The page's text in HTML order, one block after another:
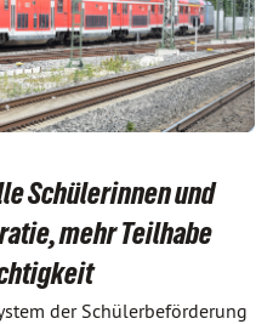
Schülerinnen und
mehr Teilhabe
der Schülerbeförderung